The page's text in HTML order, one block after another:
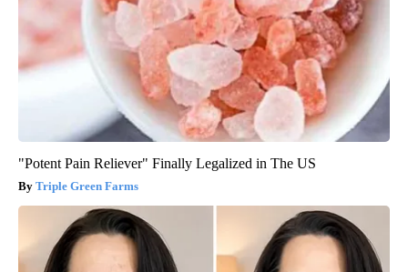
"Potent Pain Reliever" Finally Legalized in The US
Triple Green Farms